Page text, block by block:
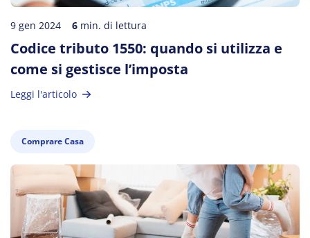
9 gen 2024 6 min. di lettura
Codice tributo 1550: quando si utilizza e
come si gestisce l’imposta
Leggi l'articolo
Comprare Casa